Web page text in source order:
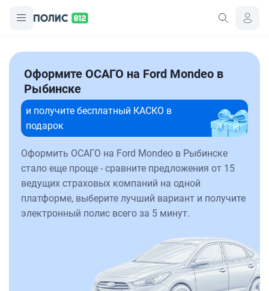
Оформите ОСАГО на Ford Mondeo в
Рыбинске
и получите бесплатный КАСКО в
подарок
Оформить ОСАГО на Ford Mondeo в Рыбинске
стало еще проще - сравните предложения от 15
ведущих страховых компаний на одной
платформе, выберите лучший вариант и получите
электронный полис всего за 5 минут.